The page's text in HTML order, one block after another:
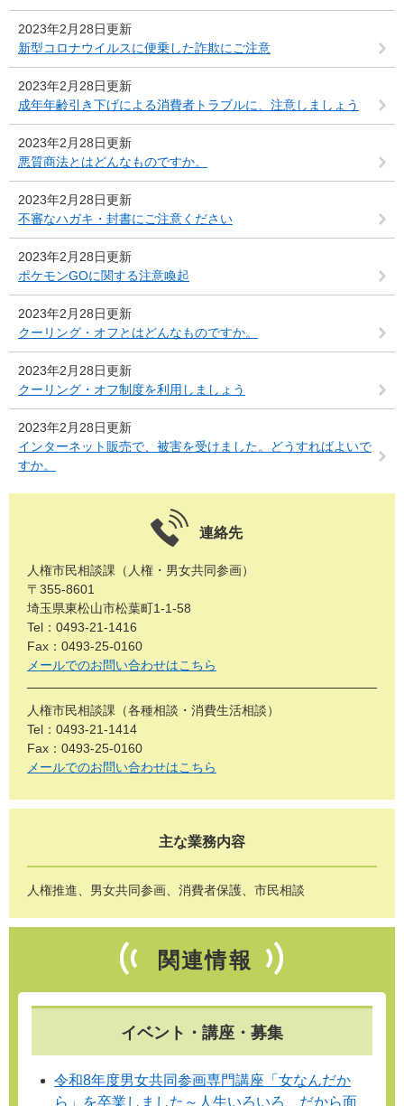
2023年2月28日更新
新型コロナウイルスに便乗した詐欺にご注意
2023年2月28日更新
成年年齢引き下げによる消費者トラブルに、注意しましょう
2023年2月28日更新
悪質商法とはどんなものですか。
2023年2月28日更新
不審なハガキ・封書にご注意ください
2023年2月28日更新
ポケモンGOに関する注意喚起
2023年2月28日更新
クーリング・オフとはどんなものですか。
2023年2月28日更新
クーリング・オフ制度を利用しましょう
2023年2月28日更新
インターネット販売で、被害を受けました。どうすればよいで
すか。
連絡先
人権市民相談課（人権・男女共同参画）
〒355-8601
埼玉県東松山市松葉町1-1-58
Tel：0493-21-1416
Fax：0493-25-0160
メールでのお問い合わせはこちら
人権市民相談課（各種相談・消費生活相談）
Tel：0493-21-1414
Fax：0493-25-0160
メールでのお問い合わせはこちら
主な業務内容
人権推進、男女共同参画、消費者保護、市民相談
関連情報
イベント・講座・募集
令和8年度男女共同参画専門講座「女なんだか
ら」を卒業しました～人生いろいろ、だから面